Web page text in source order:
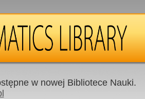
w nowej Bibliotece Nauki.